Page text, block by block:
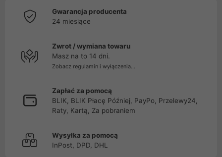
Gwarancja producenta
24 miesiące
Zwrot / wymiana towaru
Masz na to 14 dni.
Zobacz regulamin i wyłączenia...
Zapłać za pomocą
BLIK, BLIK Płacę Później, PayPo, Przelewy24,
Raty, Kartą, Za pobraniem
Wysyłka za pomocą
InPost, DPD, DHL